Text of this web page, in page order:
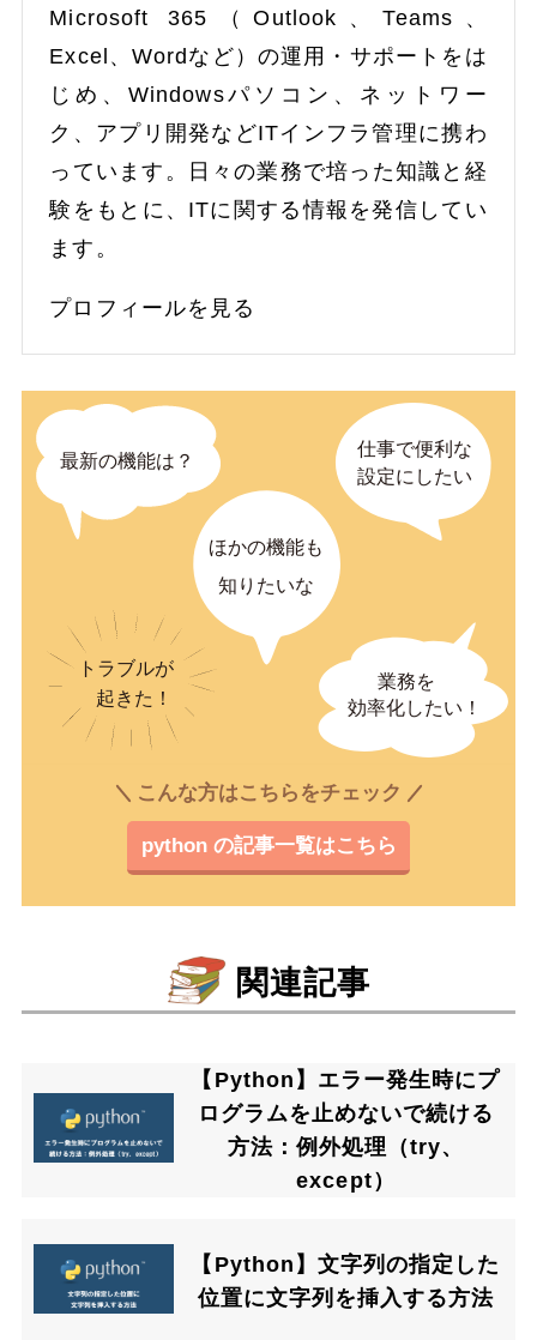
Microsoft 365（Outlook、Teams、
Excel、Wordなど）の運用・サポートをは
じめ、Windowsパソコン、ネットワー
ク、アプリ開発などITインフラ管理に携わ
っています。日々の業務で培った知識と経
験をもとに、ITに関する情報を発信してい
ます。
プロフィールを見る
こんな方はこちらをチェック
python の記事一覧はこちら
関連記事
【Python】エラー発生時にプ
ログラムを止めないで続ける
方法：例外処理（try、
except）
【Python】文字列の指定した
位置に文字列を挿入する方法